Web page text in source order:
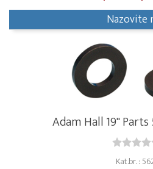
Nazovite
Adam Hall 19"
Kat.br. :